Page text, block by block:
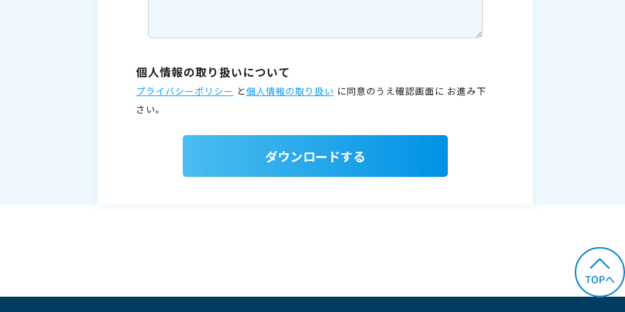
個人情報の取り扱いについて
プライバシーポリシー と個人情報の取り扱い に同意のうえ確認画面に お進み下
さい。
ダウンロードする